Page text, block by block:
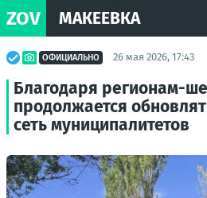
ZOV МАКЕЕВКА
ОФИЦИАЛЬНО 26 мая 2026, 17:43
Благодаря регионам-
продолжается
сеть муниципалитетов